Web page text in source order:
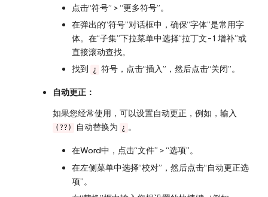
点击“符号” > “更多符号”。
在弹出的“符号”对话框中，确保“字体”是常用字
体。在“子集”下拉菜单中选择“拉丁文-1 增补”或
直接滚动查找。
找到
¿ 符号，点击“插入”，然后点击“关闭”。
自动更正：
如果您经常使用，可以设置自动更正，例如，输入
(??) 自动替换为 ¿ 。
在Word中，点击“文件” > “选项”。
在左侧菜单中选择“校对”，然后点击“自动更正选
项”。